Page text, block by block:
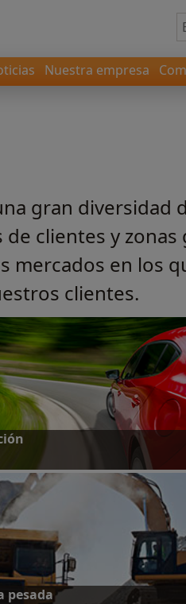
Nuestra empresa
gran diversidad
clientes y
mercados en los
clientes.
pesada